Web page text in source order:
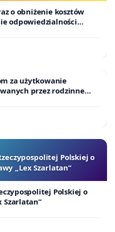
, w tym zakazu
kodów oraz
z wyjść
i elektronicznej.
lecz realnych i
sytuacja zagraża
życia - dlatego
w kierunku
wszystkich
o obniżenie kosztów
odpowiedzialności
i sędziów
za użytkowanie
przez rodzinne
Polskiej o
„Lex Szarlatan”
Polskiej o
Szarlatan”